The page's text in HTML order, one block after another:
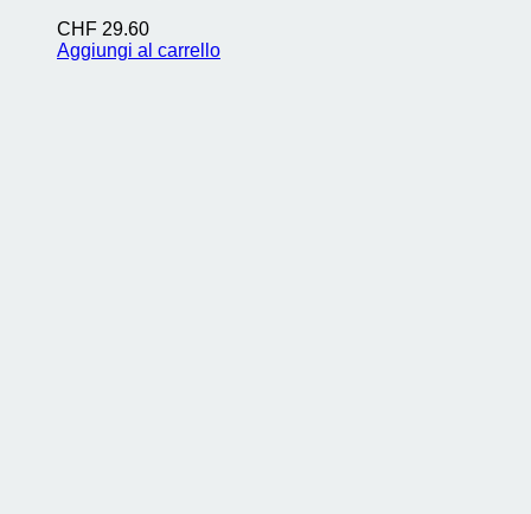
CHF 29.60
Aggiungi al carrello